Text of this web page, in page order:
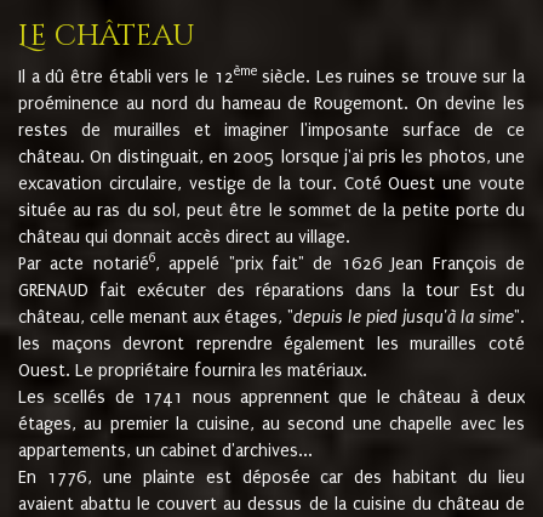
Le château
Il a dû être établi vers le 12èmesiècle. Les ruines se trouve sur la
proéminence au nord du hameau de Rougemont. On devine les
restes de murailles et imaginer l'imposante surface de ce
château. On distinguait, en 2005 lorsque j'ai pris les photos, une
excavation circulaire, vestige de la tour. Coté Ouest une voute
située au ras du sol, peut être le sommet de la petite porte du
château qui donnait accès direct au village.
Par acte notarié6, appelé "prix fait" de 1626 Jean François de
GRENAUD fait exécuter des réparations dans la tour Est du
château, celle menant aux étages, "depuis le pied jusqu'à la sime".
les maçons devront reprendre également les murailles coté
Ouest. Le propriétaire fournira les matériaux.
Les scellés de 1741 nous apprennent que le château à deux
étages, au premier la cuisine, au second une chapelle avec les
appartements, un cabinet d'archives...
En 1776, une plainte est déposée car des habitant du lieu
avaient abattu le couvert au dessus de la cuisine du château de